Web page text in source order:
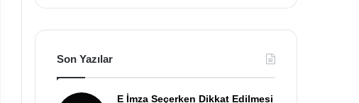
Son Yazılar
E İmza Seçerken Dikkat Edilmesi